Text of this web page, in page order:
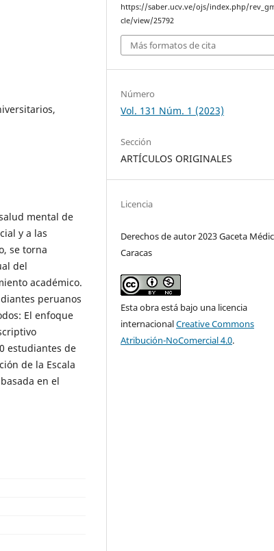
mental de
y a las
se torna
del
académico.
peruanos
El enfoque
estudiantes de
de la Escala
en el
https://saber.ucv.ve/ojs/index.php/
cle/view/25792
Más formatos de cita
Número
Vol. 131 Núm. 1 (2023)
Sección
ARTÍCULOS ORIGINALES
Licencia
Derechos de autor 2023 Gaceta
Caracas
Esta obra está bajo una licencia
internacionalCreative Commons
Atribución-NoComercial 4.0.